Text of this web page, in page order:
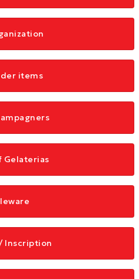
items
Gelaterias
Inscription